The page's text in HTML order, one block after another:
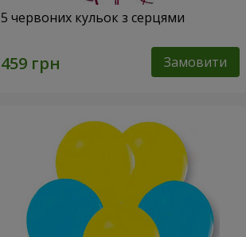
5 червоних кульок з серцями
Замовити